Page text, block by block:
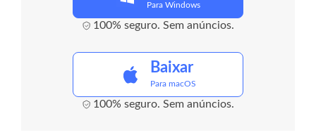
Para Windows
100% seguro. Sem anúncios.
Baixar
Para macOS
100% seguro. Sem anúncios.